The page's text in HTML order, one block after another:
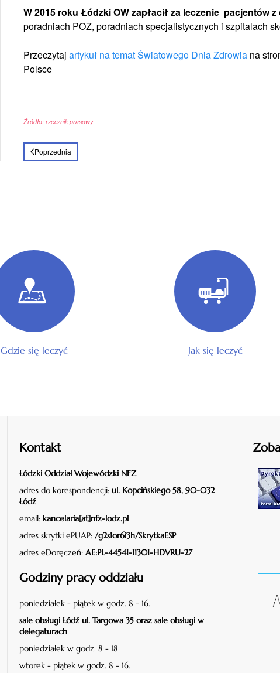
W 2015 roku Łódzki OW zapłacił za leczenie pacjentów
poradniach POZ, poradniach specjalistycznych i szpitalach
Przeczytaj artykuł na temat Światowego Dnia Zdrowiana
Polsce
Źródło: rzecznik prasowy
Poprzednia
Gdzie się leczyć Jak się leczyć
Kontakt
Łódzki Oddział Wojewódzki NFZ
adres do korespondencji: ul. Kopcińskiego 58, 90-032
Łódź
email: kancelaria[at]nfz-lodz.pl
adres skrytki ePUAP: /g2s1or6i3h/SkrytkaESP
adres eDoręczeń: AE:PL-44541-11301-HDVRU-27
Godziny pracy oddziału
poniedziałek - piątek w godz. 8 - 16.
sale obsługi Łódź ul. Targowa 35 oraz sale obsługi w
delegaturach
poniedziałek w godz. 8 - 18
wtorek - piątek w godz. 8 - 16.